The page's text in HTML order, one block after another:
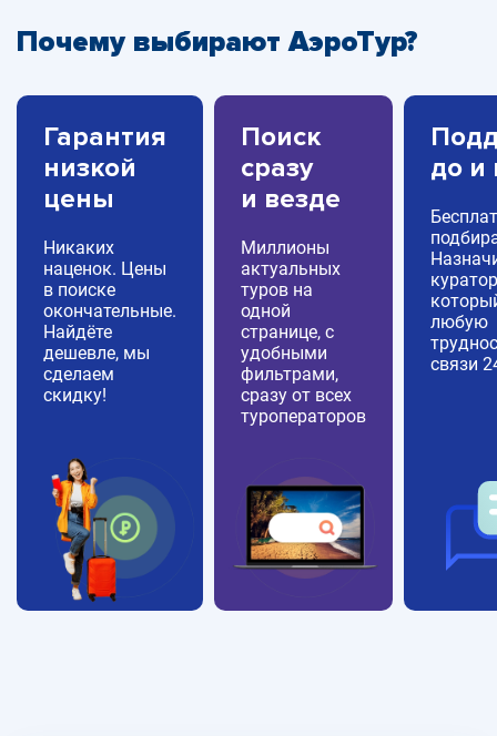
Почему выбирают АэроТур?
Гарантия
низкой
цены
Никаких
наценок. Цены
в поиске
окончательные.
Найдёте
дешевле, мы
сделаем
скидку!
Поиск
сразу
и везде
Миллионы
актуальных
туров на
одной
странице, с
удобными
фильтрами,
сразу от всех
туроператоров
до и
любую
связи